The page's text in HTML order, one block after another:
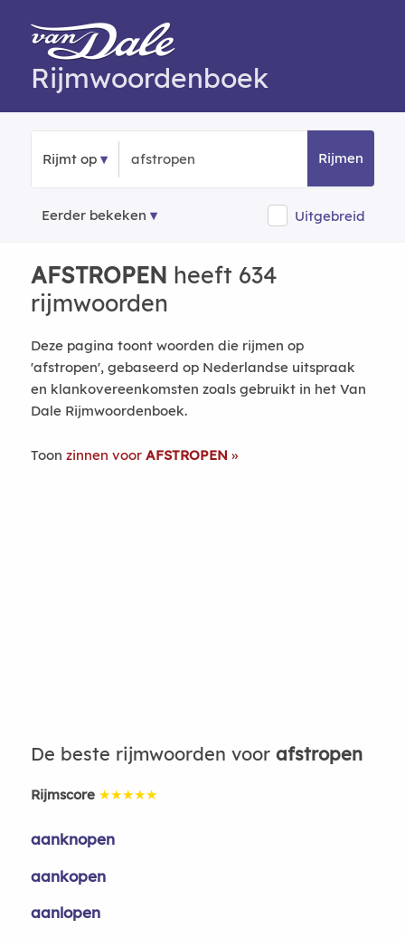
Rijmwoordenboek
Rijmt op Rijmen
Eerder bekeken Uitgebreid
AFSTROPEN heeft 634
rijmwoorden
Deze pagina toont woorden die rijmen op
'afstropen', gebaseerd op Nederlandse uitspraak
en klankovereenkomsten zoals gebruikt in het Van
Dale Rijmwoordenboek.
Toon zinnen voor AFSTROPEN
De beste rijmwoorden voor afstropen
Rijmscore ★★★★★
aanknopen
aankopen
aanlopen